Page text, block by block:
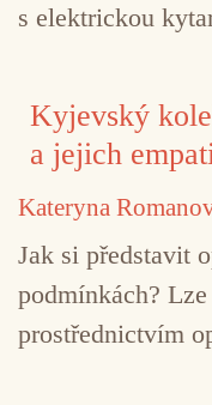
s elektrickou
Kyjevský
a jejich
Kateryna
Jak si představit
podmínkách?
prostřednictvím